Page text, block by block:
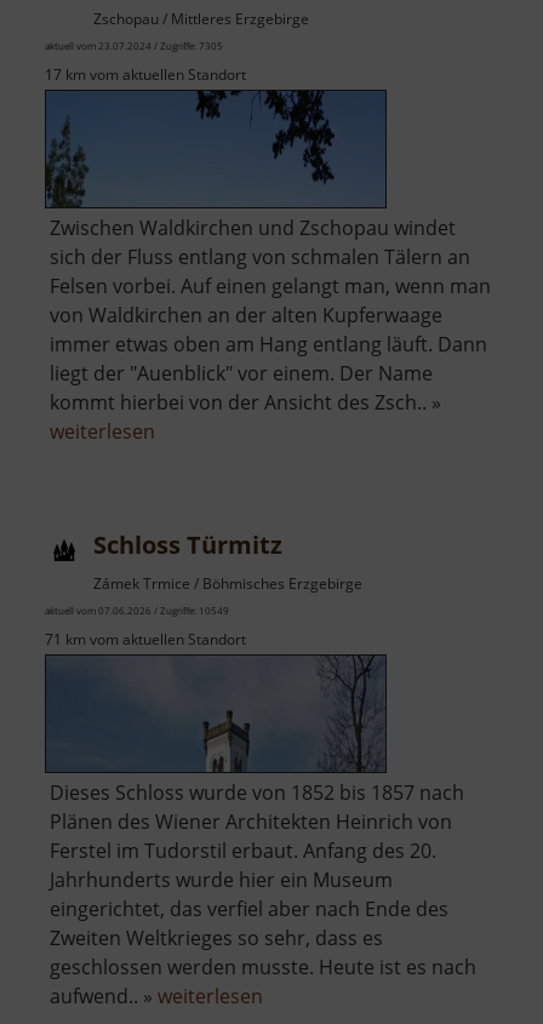
Zschopau / Mittleres Erzgebirge
aktuell vom 23.07.2024 / Zugriffe: 7305
17 km vom aktuellen Standort
Zwischen Waldkirchen und Zschopau windet
sich der Fluss entlang von schmalen Tälern an
Felsen vorbei. Auf einen gelangt man, wenn man
von Waldkirchen an der alten Kupferwaage
immer etwas oben am Hang entlang läuft. Dann
liegt der "Auenblick" vor einem. Der Name
kommt hierbei von der Ansicht des Zsch.. »
weiterlesen
Schloss Türmitz
Zámek Trmice / Böhmisches Erzgebirge
aktuell vom 07.06.2026 / Zugriffe: 10549
71 km vom aktuellen Standort
Dieses Schloss wurde von 1852 bis 1857 nach
Plänen des Wiener Architekten Heinrich von
Ferstel im Tudorstil erbaut. Anfang des 20.
Jahrhunderts wurde hier ein Museum
eingerichtet, das verfiel aber nach Ende des
Zweiten Weltkrieges so sehr, dass es
geschlossen werden musste. Heute ist es nach
aufwend.. » weiterlesen